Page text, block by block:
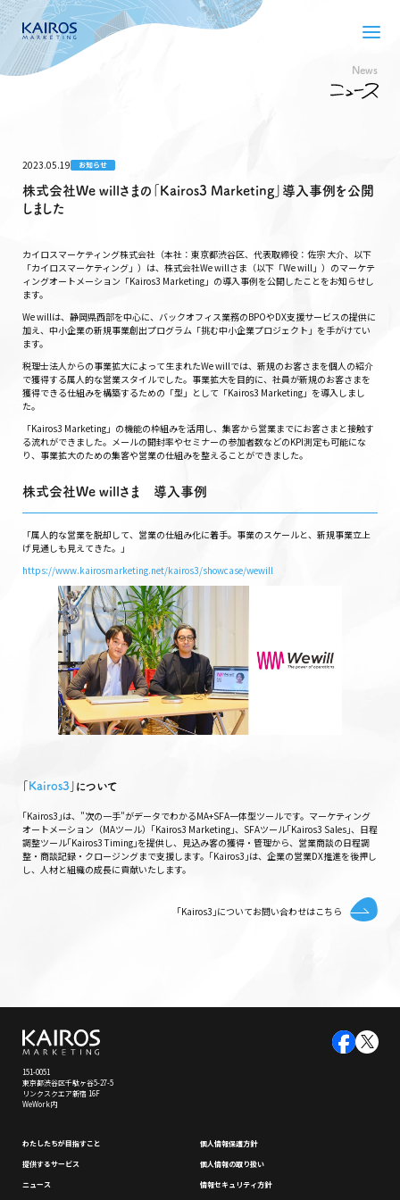
News
2023.05.19 お知らせ
株式会社We willさまの「Kairos3 Marketing」導入事例を公開
しました
カイロスマーケティング株式会社（本社：東京都渋谷区、代表取締役：佐宗 大介、以下
「カイロスマーケティング」）は、株式会社We willさま（以下「We will」）のマーケテ
ィングオートメーション「Kairos3 Marketing」の導入事例を公開したことをお知らせし
ます。
We willは、静岡県西部を中心に、バックオフィス業務のBPOやDX支援サービスの提供に
加え、中小企業の新規事業創出プログラム「挑む中小企業プロジェクト」を手がけてい
ます。
税理士法人からの事業拡大によって生まれたWe willでは、新規のお客さまを個人の紹介
で獲得する属人的な営業スタイルでした。事業拡大を目的に、社員が新規のお客さまを
獲得できる仕組みを構築するための「型」として「Kairos3 Marketing」を導入しまし
た。
「Kairos3 Marketing」の機能の枠組みを活用し、集客から営業までにお客さまと接触す
る流れができました。メールの開封率やセミナーの参加者数などのKPI測定も可能にな
り、事業拡大のための集客や営業の仕組みを整えることができました。
株式会社We willさま 導入事例
「属人的な営業を脱却して、営業の仕組み化に着手。事業のスケールと、新規事業立上
げ見通しも見えてきた。」
https://www.kairosmarketing.net/kairos3/showcase/wewill
Kairos3 ｣について
｢Kairos3｣は、"次の一手"がデータでわかるMA+SFA一体型ツールです。マーケティング
オートメーション（MAツール）｢Kairos3 Marketing｣、SFAツール｢Kairos3 Sales｣、日程
調整ツール｢Kairos3 Timing｣を提供し、見込み客の獲得・管理から、営業商談の日程調
整・商談記録・クロージングまで支援します。｢Kairos3｣は、企業の営業DX推進を後押し
し、人材と組織の成長に貢献いたします。
｢Kairos3｣についてお問い合わせはこちら
151-0051
東京都渋谷区千駄ヶ谷5-27-5
リンクスクエア新宿 16F
WeWork内
わたしたちが⽬指すこと
提供するサービス
ニュース
個⼈情報保護⽅針
個⼈情報の取り扱い
情報セキュリティ⽅針